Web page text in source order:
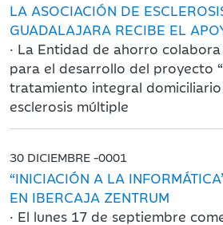
LA ASOCIACIÓN DE
GUADALAJARA RECIBE EL
· La Entidad de ahorro
para el desarrollo del proyecto
tratamiento integral
esclerosis múltiple
30 DICIEMBRE -0001
“INICIACIÓN A LA
EN IBERCAJA ZENTRUM
· El lunes 17 de septiembre